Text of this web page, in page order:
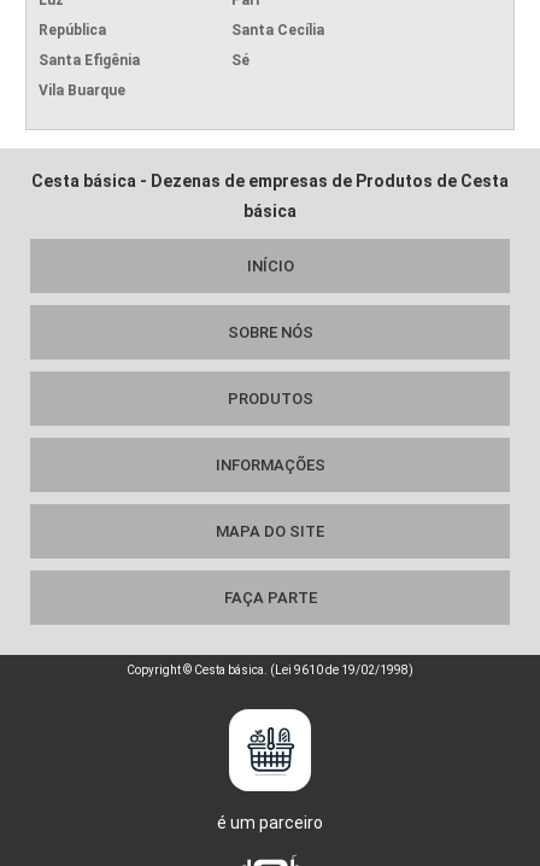
República
Santa Cecília
Santa Efigênia
Sé
Vila Buarque
Cesta básica - Dezenas de empresas de Produtos de Cesta
básica
INÍCIO
SOBRE NÓS
PRODUTOS
INFORMAÇÕES
MAPA DO SITE
FAÇA PARTE
Copyright © Cesta básica. (Lei 9610 de 19/02/1998)
é um parceiro